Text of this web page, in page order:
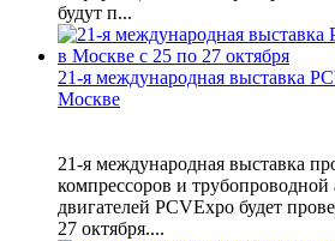
будут п...
21-я международная выставка
Москве
21-я международная выставка
компрессоров и
двигателей PCVExpo будет
27 октября....